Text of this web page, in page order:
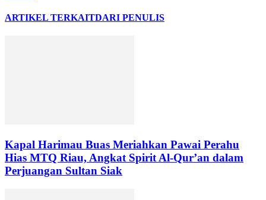
ARTIKEL TERKAITDARI PENULIS
Kapal Harimau Buas Meriahkan Pawai Perahu
Hias MTQ Riau, Angkat Spirit Al-Qur’an dalam
Perjuangan Sultan Siak